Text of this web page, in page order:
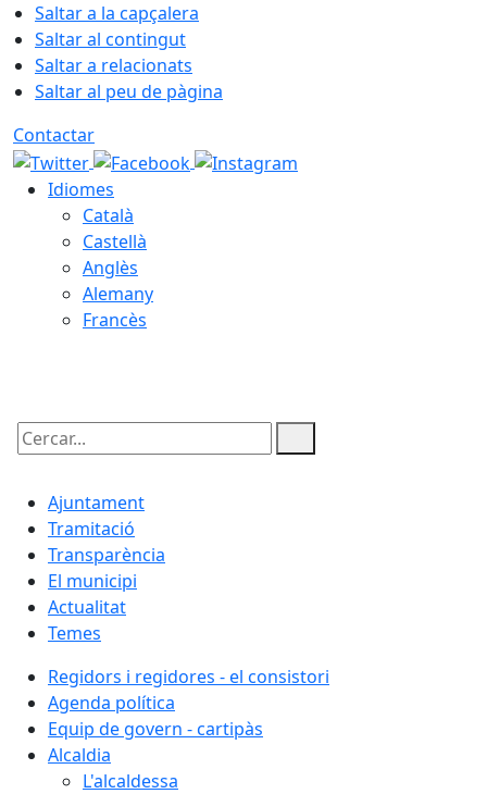
Saltar a la capçalera
Saltar al contingut
Saltar a relacionats
Saltar al peu de pàgina
Contactar
Idiomes
Català
Castellà
Anglès
Alemany
Francès
Cercar:
Ajuntament
Tramitació
Transparència
El municipi
Actualitat
Temes
Regidors i regidores - el consistori
Agenda política
Equip de govern - cartipàs
Alcaldia
L'alcaldessa